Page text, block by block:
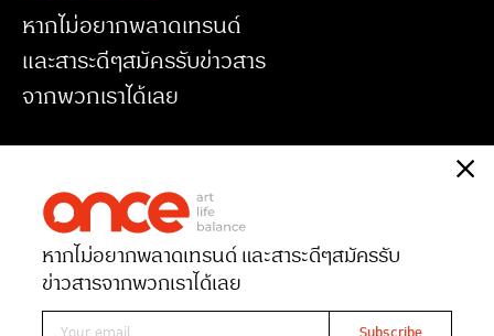
หากไม่อยากพลาดเทรนด์
และสาระดีๆสมัครรับข่าวสาร
จากพวกเราได้เลย
หากไม่อยากพลาดเทรนด์ และสาระดีๆ
ข่าวสารจากพวกเราได้เลย